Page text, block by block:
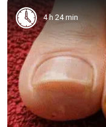
4 h 24 min